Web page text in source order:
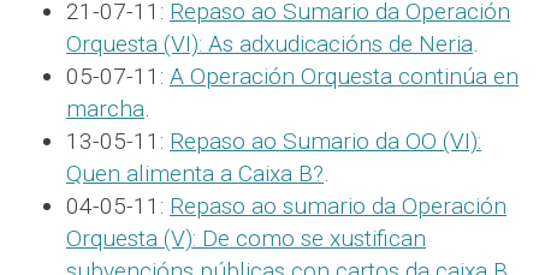
21-07-11: Repaso ao Sumario da Operación
Orquesta (VI): As adxudicacións de Neria.
05-07-11: A Operación Orquesta continúa en
marcha.
13-05-11: Repaso ao Sumario da OO (VI):
Quen alimenta a Caixa B?.
04-05-11: Repaso ao sumario da Operación
Orquesta (V): De como se xustifican